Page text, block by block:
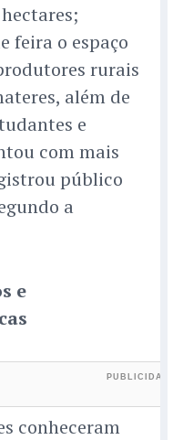
feira o espaço
rurais
além de
e
com mais
público
a
e
conheceram